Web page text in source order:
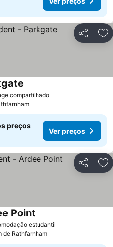
Partilhar
compartilhadoVer preços
preços
Ver preços
Partilhar
estudantil
Point
de Rathfarnham